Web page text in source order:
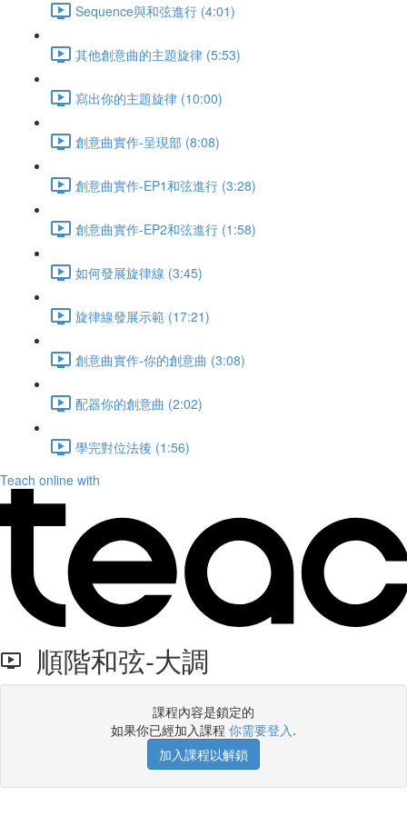
Sequence與和弦進行 (4:01)
其他創意曲的主題旋律 (5:53)
寫出你的主題旋律 (10:00)
創意曲實作-呈現部 (8:08)
創意曲實作-EP1和弦進行 (3:28)
創意曲實作-EP2和弦進行 (1:58)
如何發展旋律線 (3:45)
旋律線發展示範 (17:21)
創意曲實作-你的創意曲 (3:08)
配器你的創意曲 (2:02)
學完對位法後 (1:56)
Teach online with
順階和弦-大調
課程內容是鎖定的
如果你已經加入課程 你需要登入.
加入課程以解鎖